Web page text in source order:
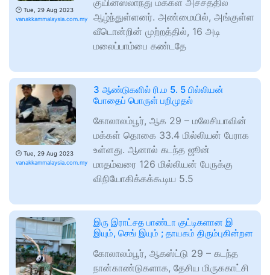
🕑 Tue, 29 Aug 2023
vanakkammalaysia.com.my
குயின்ஸ்லாந்து மக்கள் அச்சத்தில்
ஆழ்ந்துள்ளனர். அண்மையில், அங்குள்ள
வீடொன்றின் முற்றத்தில், 16 அடி
மலைப்பாம்பை கண்டதே
🕑 Tue, 29 Aug 2023
vanakkammalaysia.com.my
3 ஆண்டுகளில் ரி.ம 5. 5 பில்லியன்
போதைப் பொருள் பறிமுதல்
கோலாலம்பூர், ஆக 29 – மலேசியாவின்
மக்கள் தொகை 33.4 மில்லியன் பேராக
உள்ளது. ஆனால் கடந்த ஜூன்
மாதம்வரை 126 மில்லியன் பேருக்கு
விநியோகிக்கக்கூடிய 5.5
இரு இராட்சத பாண்டா குட்டிகளான இ
இயும், செங் இயும் ; தாயகம் திரும்புகின்றன
கோலாலம்பூர், ஆகஸ்ட்டு 29 – கடந்த
நான்காண்டுகளாக, தேசிய மிருககாட்சி